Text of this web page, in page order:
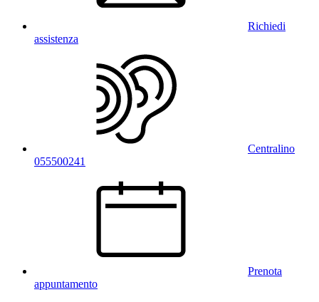
Richiedi
assistenza
Centralino
055500241
Prenota
appuntamento